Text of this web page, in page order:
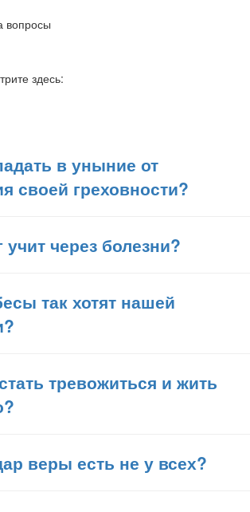
вопросы
здесь:
в уныние от
своей греховности?
через болезни?
так хотят нашей
тревожиться и жить
веры есть не у всех?